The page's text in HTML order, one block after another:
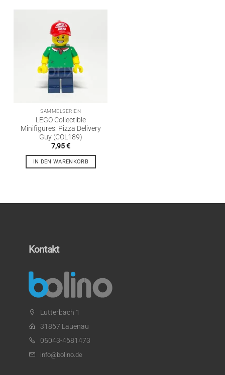
SAMMELSERIEN
LEGO Collectible
Minifigures: Pizza Delivery
Guy (COL189)
7,95€
IN DEN WARENKORB
Kontakt
Lutterbach 1
31867 Lauenau
05043-4681473
info@bolino.de